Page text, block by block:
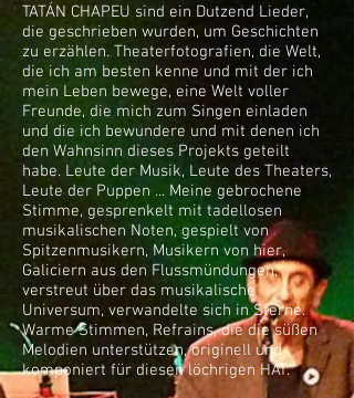
TATÁN CHAPEU sind ein Dutzend Lieder,
die geschrieben wurden, um Geschichten
zu erzählen. Theaterfotografien, die Welt,
die ich am besten kenne und mit der ich
mein Leben bewege, eine Welt voller
Freunde, die mich zum Singen einladen
und die ich bewundere und mit denen ich
den Wahnsinn dieses Projekts geteilt
habe. Leute der Musik, Leute des Theaters,
Leute der Puppen ... Meine gebrochene
Stimme, gesprenkelt mit tadellosen
musikalischen Noten, gespielt von
Spitzenmusikern, Musikern von hier,
Galiciern aus den Flussmündungen,
verstreut über das musikalische
Universum, verwandelte sich in Sterne.
Warme Stimmen, Refrains, die die süßen
Melodien unterstützen, originell und
komponiert für diesen löchrigen HAT.